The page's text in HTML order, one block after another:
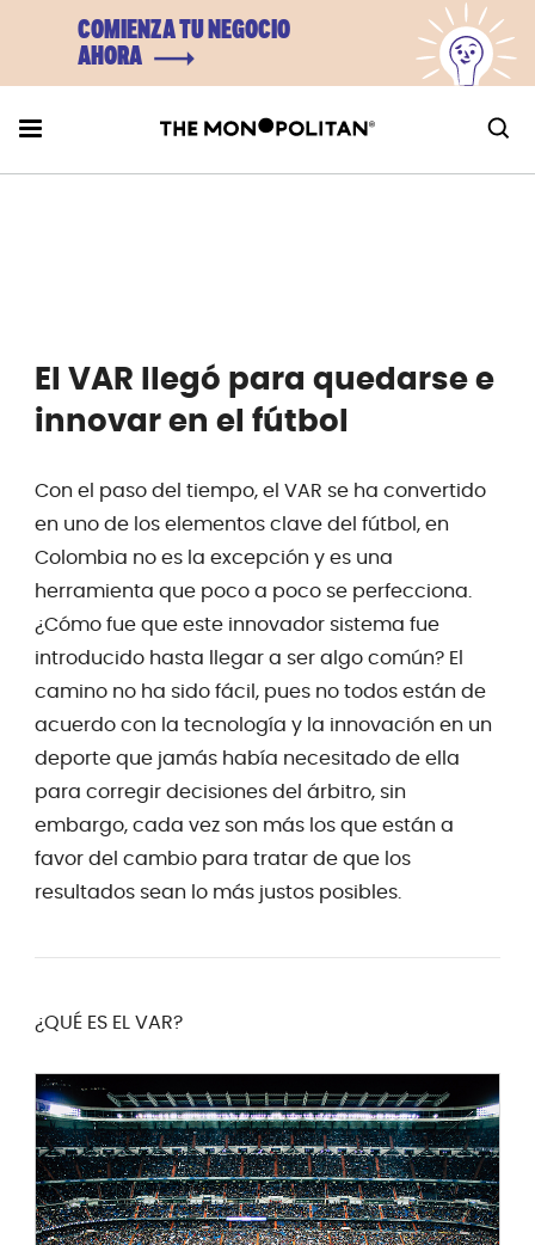
COMIENZA TU NEGOCIO
AHORA
El VAR llegó para quedarse e
innovar en el fútbol
Con el paso del tiempo, el VAR se ha convertido
en uno de los elementos clave del fútbol, en
Colombia no es la excepción y es una
herramienta que poco a poco se perfecciona.
¿Cómo fue que este innovador sistema fue
introducido hasta llegar a ser algo común? El
camino no ha sido fácil, pues no todos están de
acuerdo con la tecnología y la innovación en un
deporte que jamás había necesitado de ella
para corregir decisiones del árbitro, sin
embargo, cada vez son más los que están a
favor del cambio para tratar de que los
resultados sean lo más justos posibles.
¿QUÉ ES EL VAR?